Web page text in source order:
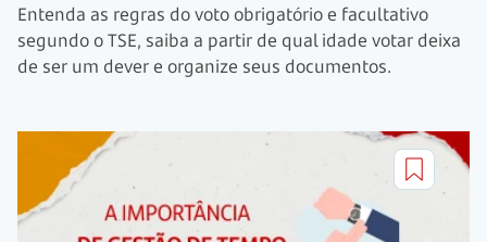
Entenda as regras do voto obrigatório e facultativo
segundo o TSE, saiba a partir de qual idade votar deixa
de ser um dever e organize seus documentos.